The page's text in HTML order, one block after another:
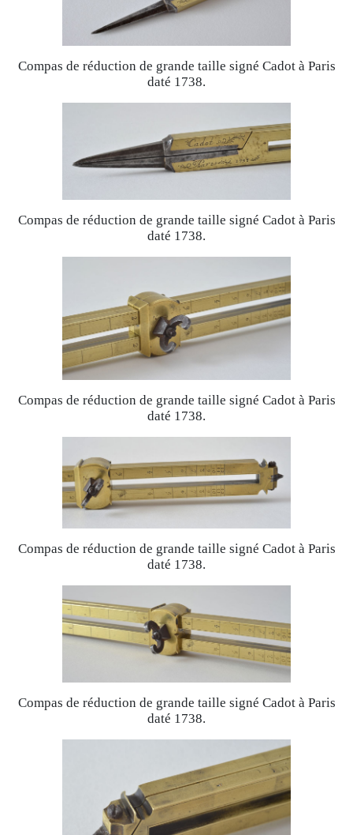
Compas de réduction de grande taille signé Cadot à Paris
daté 1738.
Compas de réduction de grande taille signé Cadot à Paris
daté 1738.
Compas de réduction de grande taille signé Cadot à Paris
daté 1738.
Compas de réduction de grande taille signé Cadot à Paris
daté 1738.
Compas de réduction de grande taille signé Cadot à Paris
daté 1738.